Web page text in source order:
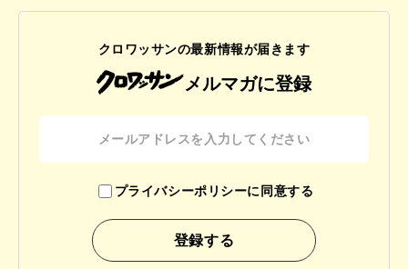
クロワッサンの最新情報が届きます
メルマガに登録
プライバシーポリシーに同意する